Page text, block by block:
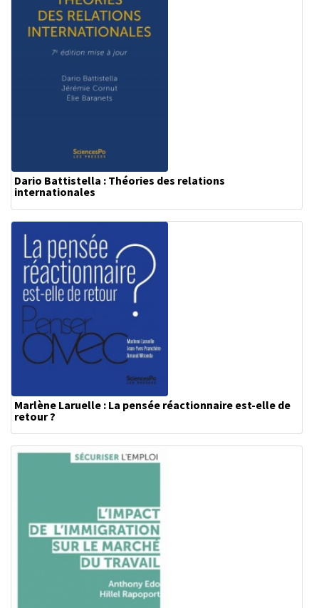
Dario Battistella : Théories des relations
internationales
Marlène Laruelle : La pensée réactionnaire est-elle de
retour ?